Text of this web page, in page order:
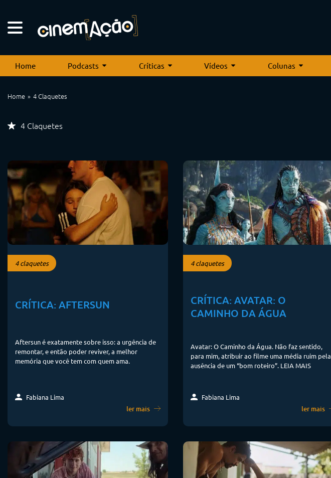
Home Podcasts Críticas Vídeos Colunas
Home 4 Claquetes
4 Claquetes
4 claquetes
CRÍTICA: AFTERSUN
Aftersun é exatamente sobre isso: a urgência de
remontar, e então poder reviver, a melhor
memória que você tem com quem ama.
Fabiana Lima
ler mais
4 claquetes
CRÍTICA: AVATAR: O
CAMINHO DA ÁGUA
Avatar: O Caminho da Água. Não faz sentido,
para mim, atribuir ao filme uma média ruim pela
ausência de um “bom roteiro”. LEIA MAIS
Fabiana Lima
ler mais